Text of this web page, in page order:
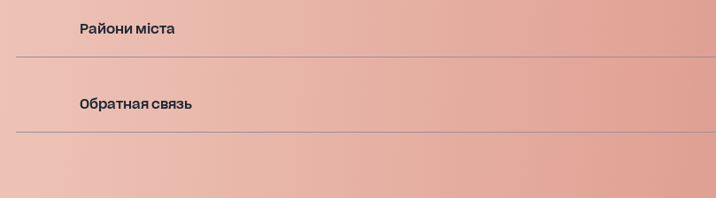
Райони міста
Обратная связь